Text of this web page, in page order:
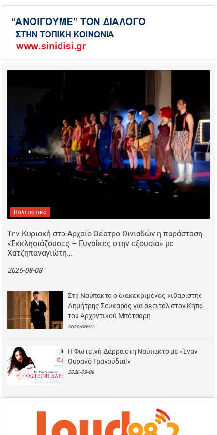
Πολιτιστικά
Την Κυριακή στο Αρχαίο Θέατρο Οινιαδών η παράσταση
«Εκκλησιάζουσες – Γυναίκες στην εξουσία» με
Χατζηπαναγιώτη…
2026-08-08
Στη Ναύπακτο ο διακεκριμένος κιθαριστής
Δημήτρης Σουκαράς για ρεσιτάλ στον Κήπο
του Αρχοντικού Μπότσαρη
2026-08-07
Η Φωτεινή Δάρρα στη Ναύπακτο με «Έναν
Ουρανό Τραγούδια!»
2026-08-06